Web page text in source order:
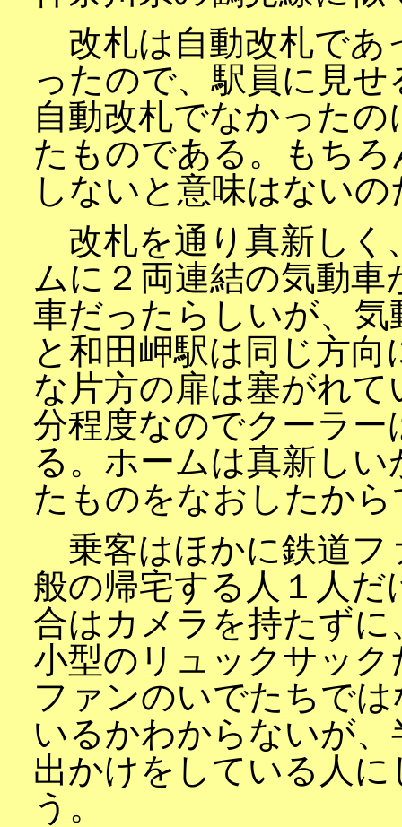
改札は自動改札であ
ったので、駅員に見
自動改札でなかった
たものである。もち
しないと意味はないの
改札を通り真新しく
ムに２両連結の気動
車だったらしいが、
と和田岬駅は同じ方
な片方の扉は塞がれ
分程度なのでクーラ
る。ホームは真新し
たものをなおしたか
乗客はほかに鉄道フ
般の帰宅する人１人
合はカメラを持たず
小型のリュックサッ
ファンのいでたちで
いるかわからないが
出かけをしている人
う。